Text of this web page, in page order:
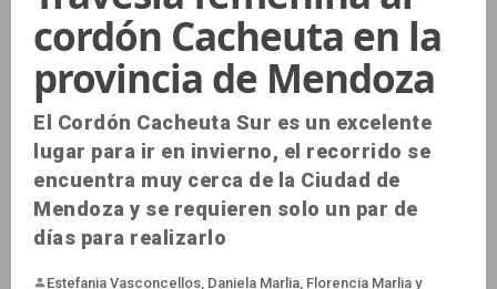
cordón Cacheuta en la
provincia de Mendoza
El Cordón Cacheuta Sur es un excelente
lugar para ir en invierno, el recorrido se
encuentra muy cerca de la Ciudad de
Mendoza y se requieren solo un par de
días para realizarlo